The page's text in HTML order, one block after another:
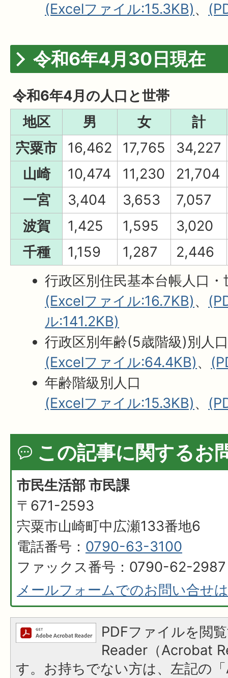
(Excelファイル:15.3KB)、
令和6年4月30日現在
令和6年4月の人口と世帯
地区
男 女
計
宍粟市
16,462 17,765
34,227
山崎
10,474 11,230
21,704
一宮
3,404 3,653
7,057
波賀
1,425 1,595
3,020
千種
1,159 1,287
2,446
行政区別住民基本台帳人口・
(Excelファイル:16.7KB)、
ル:141.2KB)
行政区別年齢(5歳階級)別人
(Excelファイル:64.4KB)、
年齢階級別人口
(Excelファイル:15.3KB)、
この記事に関するお
市民生活部 市民課
〒671-2593
宍粟市山崎町中広瀬133番地6
電話番号： 0790-63-3100
ファックス番号：0790-62-2987
メールフォームでのお問い合せ
PDFファイルを閲
Reader（Acrobat
す。お持ちでない方は、左記の